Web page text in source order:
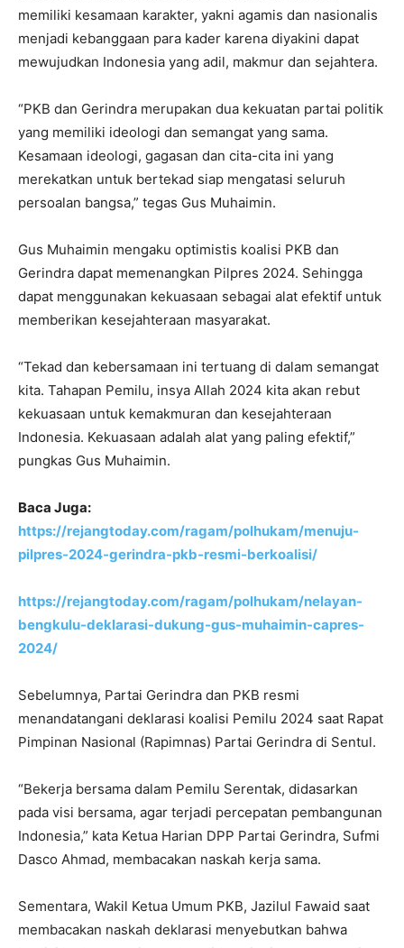
memiliki kesamaan karakter, yakni agamis dan nasionalis
menjadi kebanggaan para kader karena diyakini dapat
mewujudkan Indonesia yang adil, makmur dan sejahtera.
“PKB dan Gerindra merupakan dua kekuatan partai politik
yang memiliki ideologi dan semangat yang sama.
Kesamaan ideologi, gagasan dan cita-cita ini yang
merekatkan untuk bertekad siap mengatasi seluruh
persoalan bangsa,” tegas Gus Muhaimin.
Gus Muhaimin mengaku optimistis koalisi PKB dan
Gerindra dapat memenangkan Pilpres 2024. Sehingga
dapat menggunakan kekuasaan sebagai alat efektif untuk
memberikan kesejahteraan masyarakat.
“Tekad dan kebersamaan ini tertuang di dalam semangat
kita. Tahapan Pemilu, insya Allah 2024 kita akan rebut
kekuasaan untuk kemakmuran dan kesejahteraan
Indonesia. Kekuasaan adalah alat yang paling efektif,”
pungkas Gus Muhaimin.
Baca Juga:
https://rejangtoday.com/ragam/polhukam/menuju-
pilpres-2024-gerindra-pkb-resmi-berkoalisi/
https://rejangtoday.com/ragam/polhukam/nelayan-
bengkulu-deklarasi-dukung-gus-muhaimin-capres-
2024/
Sebelumnya, Partai Gerindra dan PKB resmi
menandatangani deklarasi koalisi Pemilu 2024 saat Rapat
Pimpinan Nasional (Rapimnas) Partai Gerindra di Sentul.
“Bekerja bersama dalam Pemilu Serentak, didasarkan
pada visi bersama, agar terjadi percepatan pembangunan
Indonesia,” kata Ketua Harian DPP Partai Gerindra, Sufmi
Dasco Ahmad, membacakan naskah kerja sama.
Sementara, Wakil Ketua Umum PKB, Jazilul Fawaid saat
membacakan naskah deklarasi menyebutkan bahwa